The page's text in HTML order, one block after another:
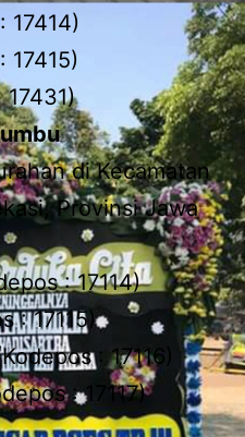
17414)
17415)
di Kecamatan
Provinsi Jawa
: 17114)
: 17115)
: 17116)
: 17117)